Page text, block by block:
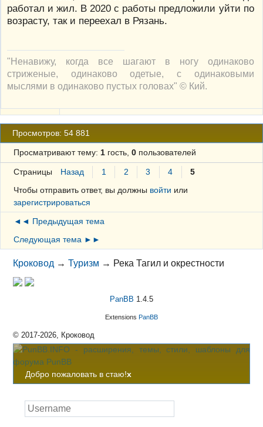
работал и жил. В 2020 с работы предложили уйти по
возрасту, так и переехал в Рязань.
"Ненавижу, когда все шагают в ногу одинаково
стриженые, одинаково одетые, с одинаковыми
мыслями в одинаково пустых головах" © Кий.
Просмотров: 54 881
Просматривают тему: 1гость, 0пользователей
Страницы Назад 1 2 3 4
5
Чтобы отправить ответ, вы должны войти или
зарегистрироваться
◄◄ Предыдущая тема
Следующая тема ►►
Кроковод →Туризм → Река Тагил и окрестности
PanBB 1.4.5
Extensions PanBB
© 2017-2026, Кроковод
Добро пожаловать в стаю!x